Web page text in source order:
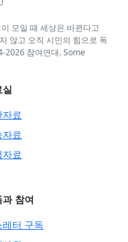
모일 때 세상은 바뀐다고
않고 오직 시민의 힘으로 독
2026 참여연대. Some
실
자료
자료
자료
과 참여
레터 구독